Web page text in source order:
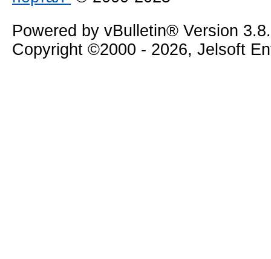
Powered by vBulletin® Version
Copyright ©2000 - 2026, Jelsoft